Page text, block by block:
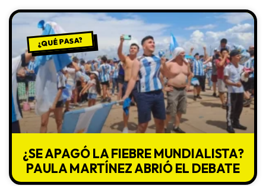
¿QUÉ PASA?
¿SE APAGÓ LA FIEBRE MUNDIALISTA?
PAULA MARTÍNEZ ABRIÓ EL DEBATE